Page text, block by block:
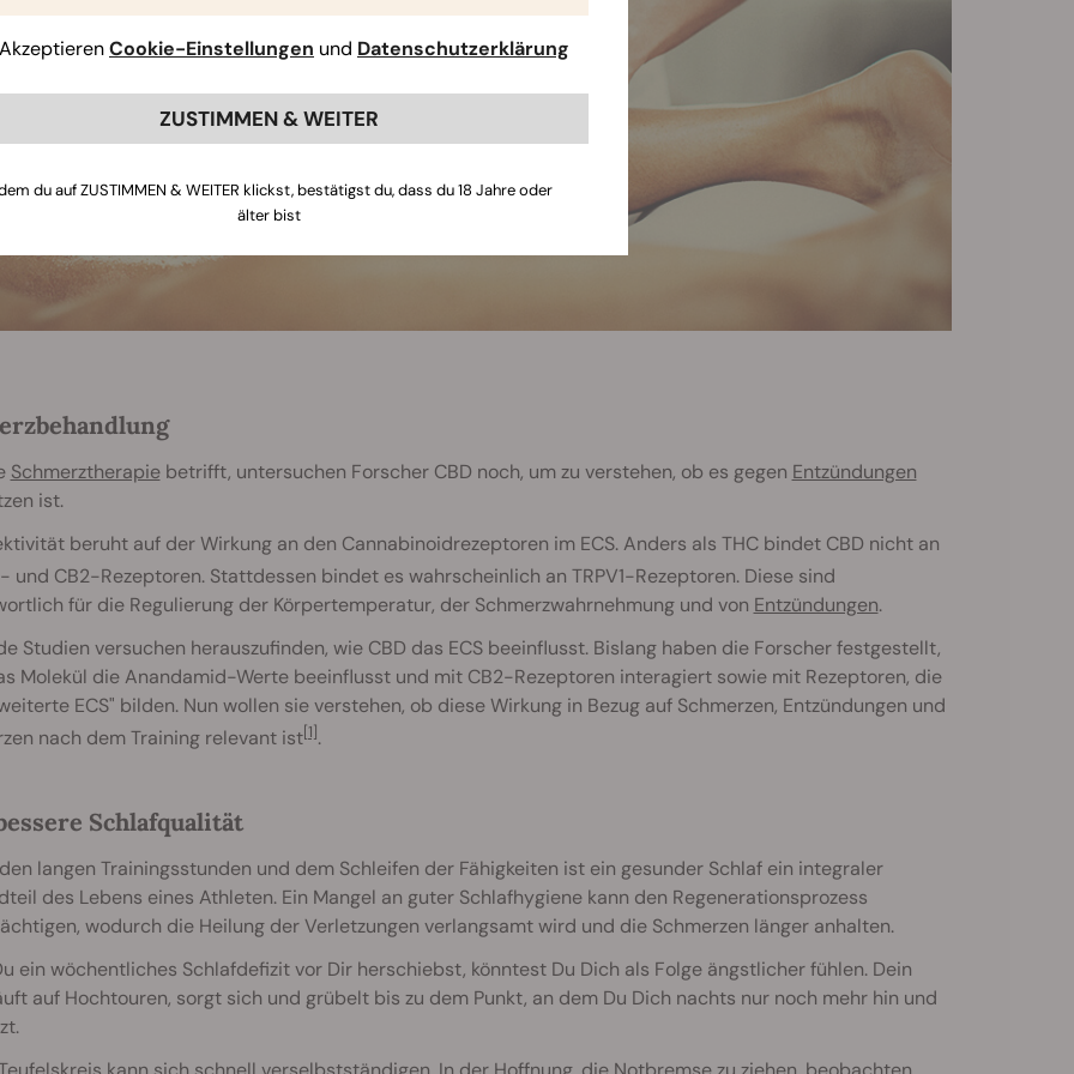
Schmerztherapiebetrifft, untersuchen Forscher CBD noch, um zu verstehen, ob es gegen Entzündungen
ist.
beruht auf der Wirkung an den Cannabinoidrezeptoren im ECS. Anders als THC bindet CBD nicht an
und CB2-Rezeptoren. Stattdessen bindet es wahrscheinlich an TRPV1-Rezeptoren. Diese sind
für die Regulierung der Körpertemperatur, der Schmerzwahrnehmung und von Entzündungen.
Studien versuchen herauszufinden, wie CBD das ECS beeinflusst. Bislang haben die Forscher festgestellt,
Molekül die Anandamid-Werte beeinflusst und mit CB2-Rezeptoren interagiert sowie mit Rezeptoren, die
ECS" bilden. Nun wollen sie verstehen, ob diese Wirkung in Bezug auf Schmerzen, Entzündungen und
nach dem Training relevant ist[1].
Schlafqualität
langen Trainingsstunden und dem Schleifen der Fähigkeiten ist ein gesunder Schlaf ein integraler
des Lebens eines Athleten. Ein Mangel an guter Schlafhygiene kann den Regenerationsprozess
wodurch die Heilung der Verletzungen verlangsamt wird und die Schmerzen länger anhalten.
ein wöchentliches Schlafdefizit vor Dir herschiebst, könntest Du Dich als Folge ängstlicher fühlen. Dein
auf Hochtouren, sorgt sich und grübelt bis zu dem Punkt, an dem Du Dich nachts nur noch mehr hin und
AkzeptierenCookie-Einstellungen und Datenschutzerklärung
ZUSTIMMEN & WEITER
du auf ZUSTIMMEN & WEITER klickst, bestätigst du, dass du 18 Jahre oder
älter bist